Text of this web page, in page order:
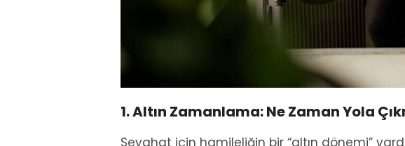
1. Altın Zamanlama: Ne Zaman Yola
Seyahat için hamileliğin bir “altın dönemi”